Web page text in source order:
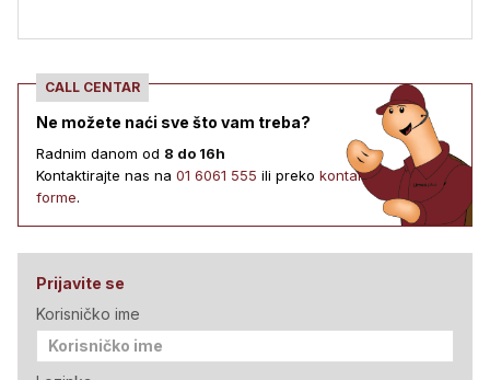
CALL CENTAR
Ne možete naći sve što vam treba?
Radnim danom od 8 do 16h
Kontaktirajte nas na 01 6061 555 ili preko kontakt
forme.
Prijavite se
Korisničko ime